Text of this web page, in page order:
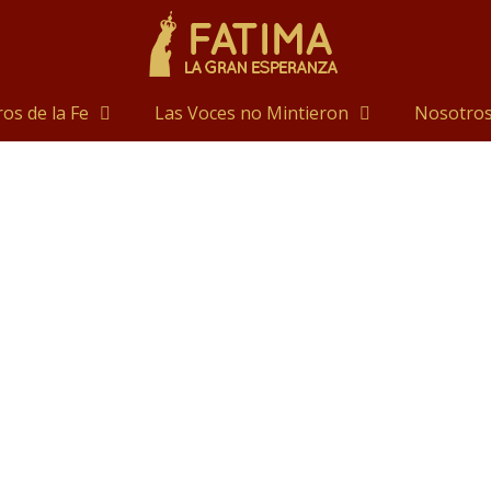
de la Fe Las Voces no Mintieron Nosotros